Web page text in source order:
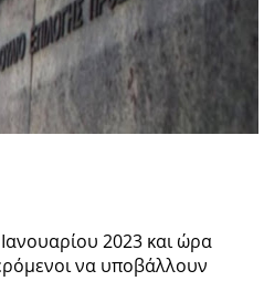
2023 και ώρα
να υποβάλλουν